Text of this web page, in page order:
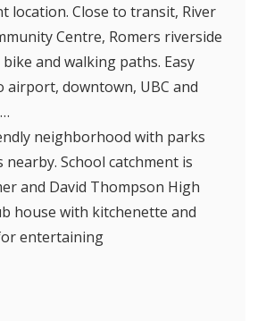
location. Close to transit, River
Centre, Romers riverside
and walking paths. Easy
airport, downtown, UBC and
neighborhood with parks
nearby. School catchment is
and David Thompson High
house with kitchenette and
entertaining